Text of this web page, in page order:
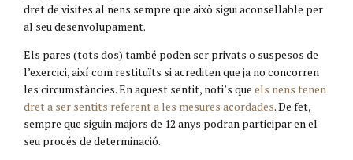
dret de visites al nens sempre que això sigui aconsellable per
al seu desenvolupament.
Els pares (tots dos) també poden ser privats o suspesos de
l’exercici, així com restituïts si acrediten que ja no concorren
les circumstàncies. En aquest sentit, noti’s que els nens tenen
dret a ser sentits referent a les mesures acordades. De fet,
sempre que siguin majors de 12 anys podran participar en el
seu procés de determinació.